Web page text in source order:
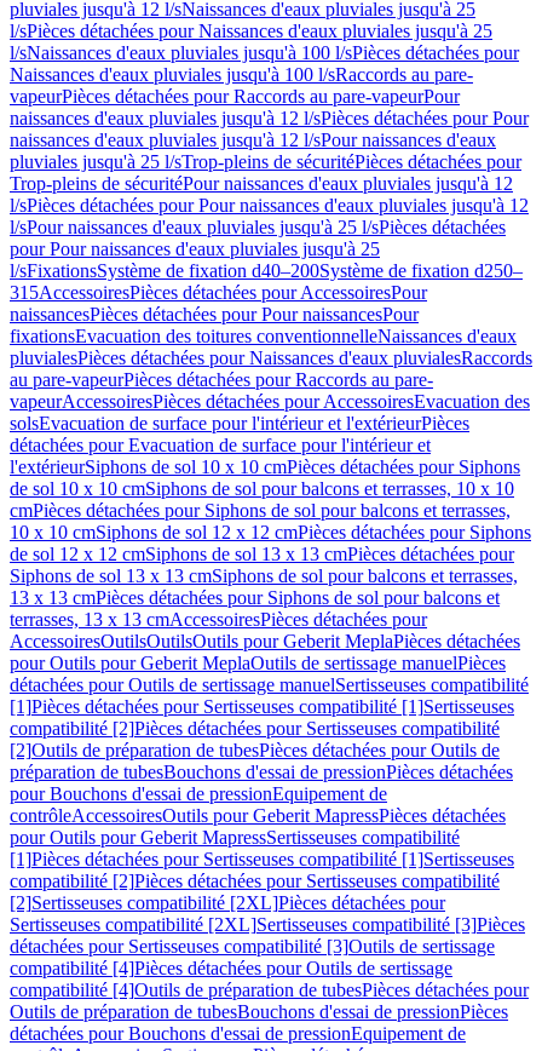
pluviales jusqu'à 12 l/sNaissances d'eaux pluviales jusqu'à 25
l/sPièces détachées pour Naissances d'eaux pluviales jusqu'à 25
l/sNaissances d'eaux pluviales jusqu'à 100 l/sPièces détachées pour
Naissances d'eaux pluviales jusqu'à 100 l/sRaccords au pare-
vapeurPièces détachées pour Raccords au pare-vapeurPour
naissances d'eaux pluviales jusqu'à 12 l/sPièces détachées pour Pour
naissances d'eaux pluviales jusqu'à 12 l/sPour naissances d'eaux
pluviales jusqu'à 25 l/sTrop-pleins de sécuritéPièces détachées pour
Trop-pleins de sécuritéPour naissances d'eaux pluviales jusqu'à 12
l/sPièces détachées pour Pour naissances d'eaux pluviales jusqu'à 12
l/sPour naissances d'eaux pluviales jusqu'à 25 l/sPièces détachées
pour Pour naissances d'eaux pluviales jusqu'à 25
l/sFixationsSystème de fixation d40–200Système de fixation d250–
315AccessoiresPièces détachées pour AccessoiresPour
naissancesPièces détachées pour Pour naissancesPour
fixationsEvacuation des toitures conventionnelleNaissances d'eaux
pluvialesPièces détachées pour Naissances d'eaux pluvialesRaccords
au pare-vapeurPièces détachées pour Raccords au pare-
vapeurAccessoiresPièces détachées pour AccessoiresEvacuation des
solsEvacuation de surface pour l'intérieur et l'extérieurPièces
détachées pour Evacuation de surface pour l'intérieur et
l'extérieurSiphons de sol 10 x 10 cmPièces détachées pour Siphons
de sol 10 x 10 cmSiphons de sol pour balcons et terrasses, 10 x 10
cmPièces détachées pour Siphons de sol pour balcons et terrasses,
10 x 10 cmSiphons de sol 12 x 12 cmPièces détachées pour Siphons
de sol 12 x 12 cmSiphons de sol 13 x 13 cmPièces détachées pour
Siphons de sol 13 x 13 cmSiphons de sol pour balcons et terrasses,
13 x 13 cmPièces détachées pour Siphons de sol pour balcons et
terrasses, 13 x 13 cmAccessoiresPièces détachées pour
AccessoiresOutilsOutilsOutils pour Geberit MeplaPièces détachées
pour Outils pour Geberit MeplaOutils de sertissage manuelPièces
détachées pour Outils de sertissage manuelSertisseuses compatibilité
[1]Pièces détachées pour Sertisseuses compatibilité [1]Sertisseuses
compatibilité [2]Pièces détachées pour Sertisseuses compatibilité
[2]Outils de préparation de tubesPièces détachées pour Outils de
préparation de tubesBouchons d'essai de pressionPièces détachées
pour Bouchons d'essai de pressionEquipement de
contrôleAccessoiresOutils pour Geberit MapressPièces détachées
pour Outils pour Geberit MapressSertisseuses compatibilité
[1]Pièces détachées pour Sertisseuses compatibilité [1]Sertisseuses
compatibilité [2]Pièces détachées pour Sertisseuses compatibilité
[2]Sertisseuses compatibilité [2XL]Pièces détachées pour
Sertisseuses compatibilité [2XL]Sertisseuses compatibilité [3]Pièces
détachées pour Sertisseuses compatibilité [3]Outils de sertissage
compatibilité [4]Pièces détachées pour Outils de sertissage
compatibilité [4]Outils de préparation de tubesPièces détachées pour
Outils de préparation de tubesBouchons d'essai de pressionPièces
détachées pour Bouchons d'essai de pressionEquipement de